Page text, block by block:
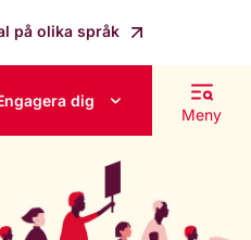
på olika språk
dig
Meny